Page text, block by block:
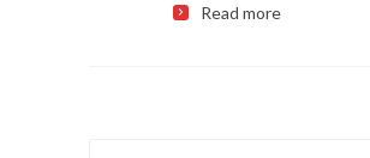
Read more